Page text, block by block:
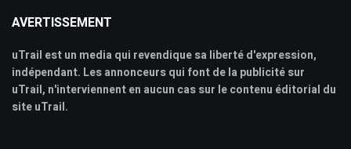
AVERTISSEMENT
uTrail est un media qui revendique sa liberté d'expression,
indépendant. Les annonceurs qui font de la publicité sur
uTrail, n'interviennent en aucun cas sur le contenu éditorial du
site uTrail.